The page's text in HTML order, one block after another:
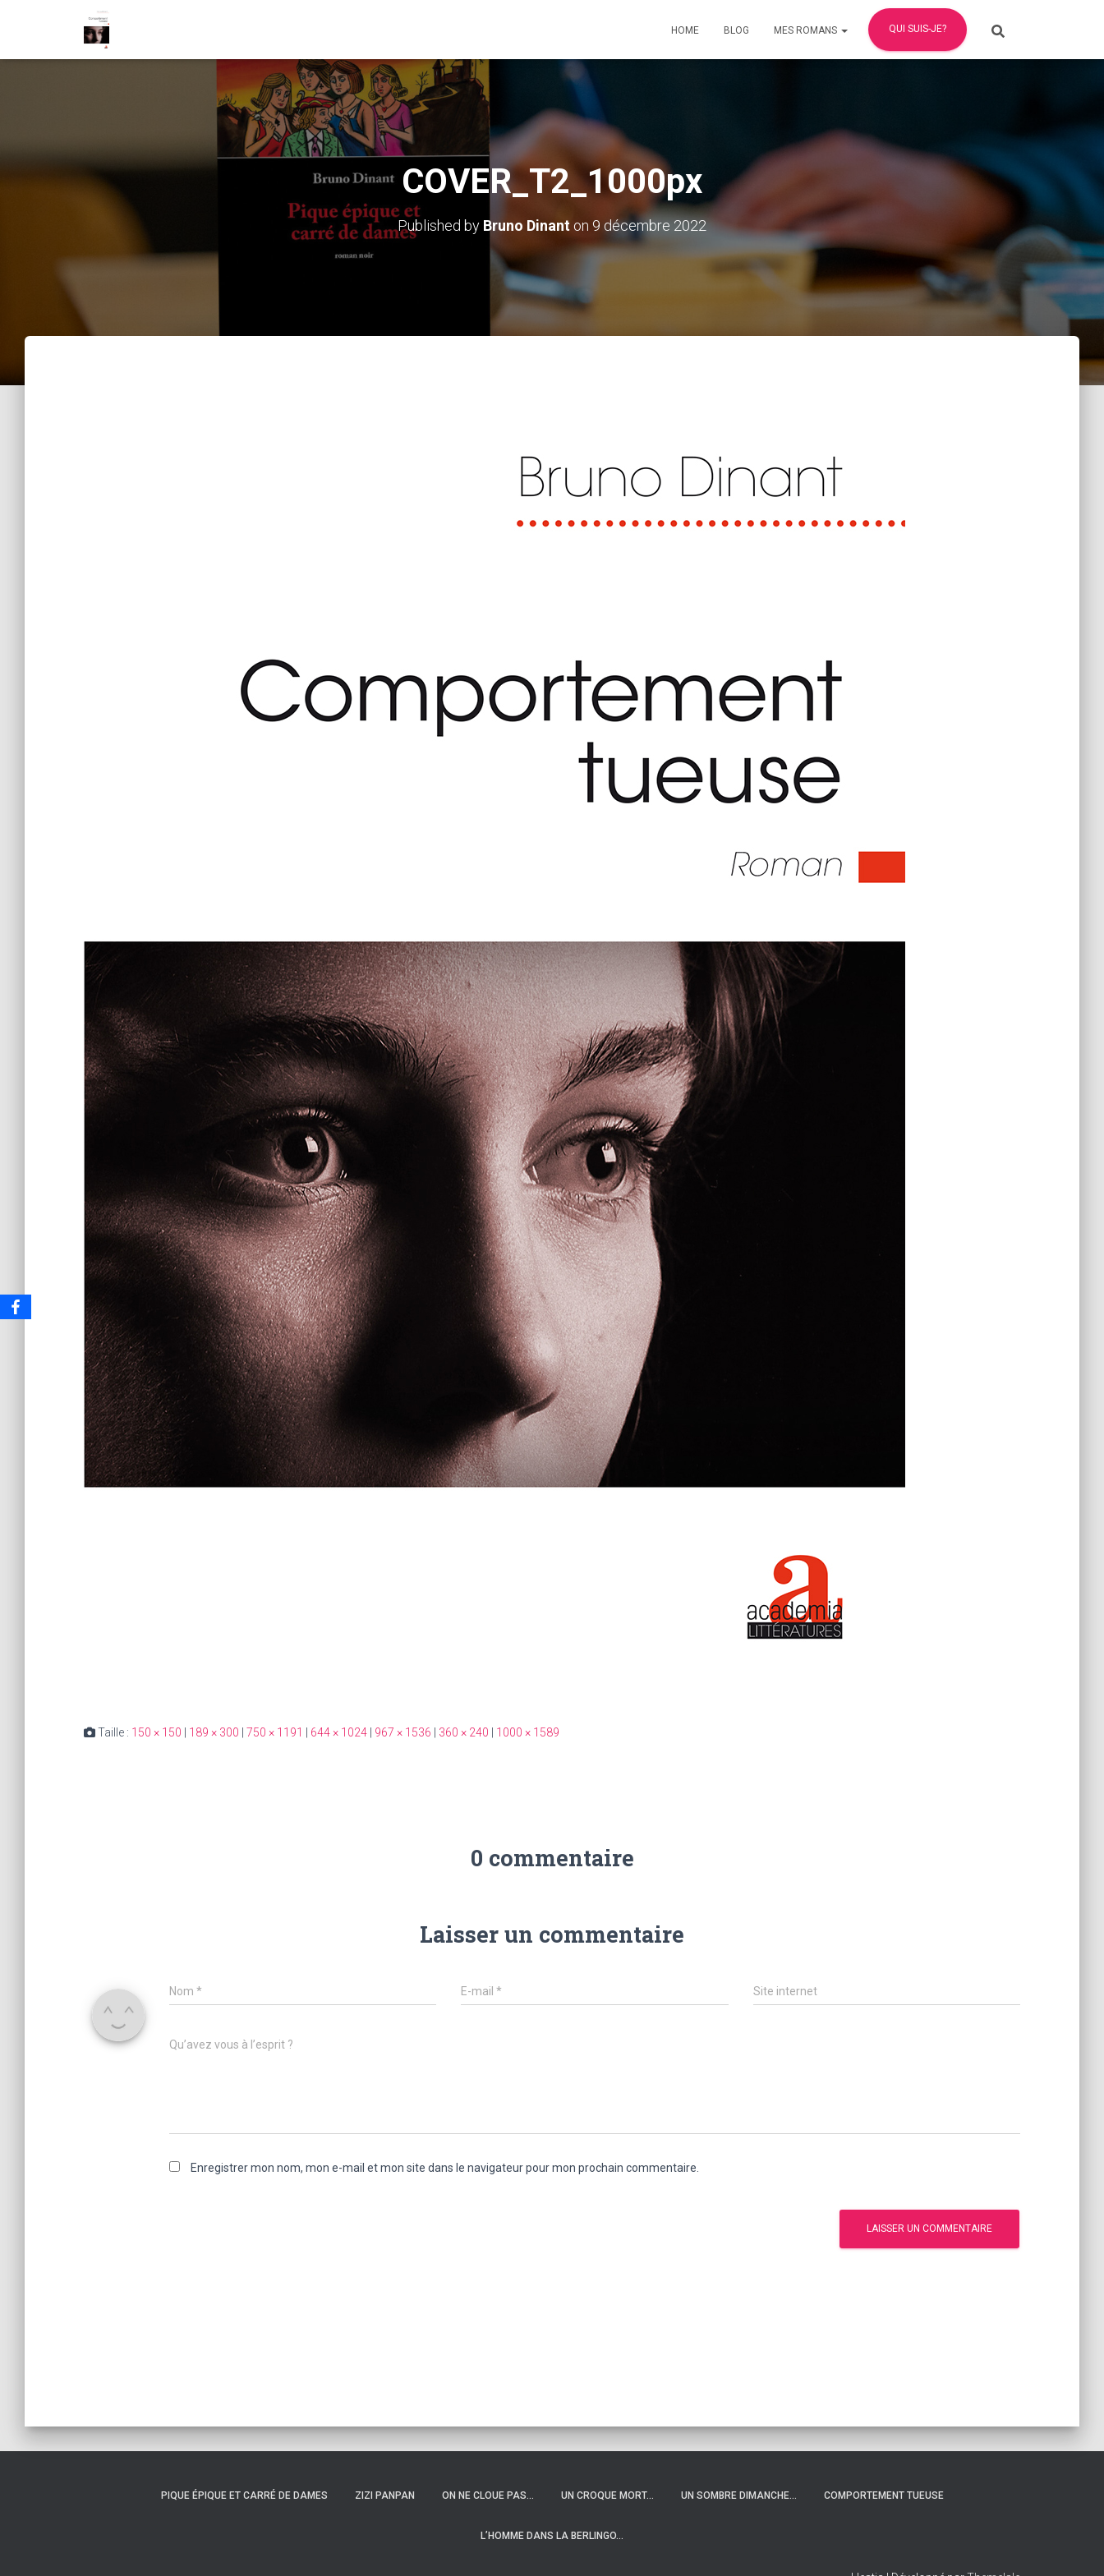
HOME BLOG MES ROMANS QUI SUIS-JE?
COVER_T2_1000px
Published by Bruno Dinanton 9 décembre 2022
Taille : 150 × 150 189 × 300 750 × 1191 644 × 1024 967 × 1536 360 × 240 1000 × 1589
0 commentaire
Laisser un commentaire
Nom * E-mail* Site internet
Qu’avez vous à l’esprit ?
Enregistrer mon nom, mon e-mail et mon site dans le navigateur pour mon prochain commentaire.
PIQUE ÉPIQUE ET CARRÉ DE DAMES ZIZI PANPAN ON NE CLOUE PAS… UN CROQUE MORT… UN SOMBRE DIMANCHE… COMPORTEMENT TUEUSE
L’HOMME DANS LA BERLINGO…